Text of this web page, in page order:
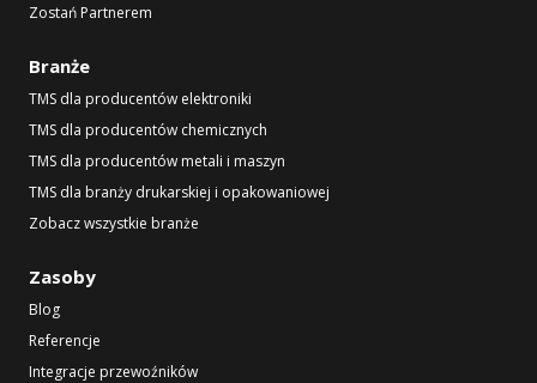
Zostań Partnerem
Branże
TMS dla producentów elektroniki
TMS dla producentów chemicznych
TMS dla producentów metali i maszyn
TMS dla branży drukarskiej i opakowaniowej
Zobacz wszystkie branże
Zasoby
Blog
Referencje
Integracje przewoźników